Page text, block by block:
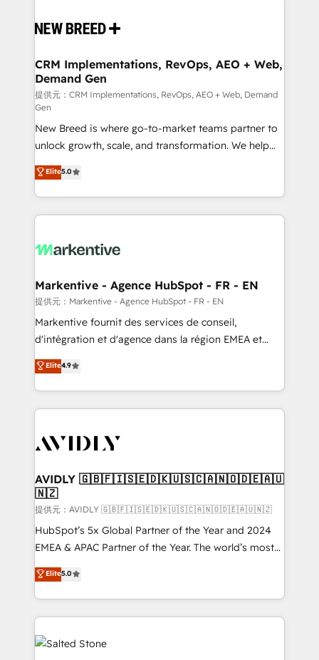
革を、構想から実装・定着までPMOとして主導。「設
の統合・浸透・変革管理を実行します。 ▸ CMS戦略設
計・構築：リード獲得・CVR・SEOを前提にした情報設
計・導線設計・テンプレート設計をContent Hubで一体
提供。 ▸ 既存CRM・MAからの移行支援：Salesforce・
Marketo・Pardot等からの移行、カスタム設計、履歴
データ移行と活用設計まで。 ▸ AEO対応：ChatGPT・
ンツとサイト構造を最適化。 🏆 なぜ100incを選ぶの
か？ ✓ HubSpot Eliteパートナー認定 ✓ HubSpotアワ
ード受賞・HUGリーダー ✓ ISO27001:2022 /
HubSpot大百科 出版 CRM・AI活用に関するご相談、現
せください。
and system integrations powered by Globalia’s
trainers to drive platform adoption. 📈 Revenue
Generation - Full-funnel marketing and high-
performance advertising via Point Success Media. -
Expert deployment of Breeze AI and custom agents
to automate growth. 🏆 Elite Excellence - 8 platform
accreditations and deep HIPAA-compliance
expertise. - A team of 250+ experts dedicated to
your resilient growth.
CRM Implementations, RevOps, AEO + Web,
Demand Gen
提供元：CRM Implementations, RevOps, AEO + Web, Demand
Gen
New Breed is where go-to-market teams partner to
unlock growth, scale, and transformation. We help
companies activate HubSpot’s AI-powered
customer platform and operationalize HubSpot’s
Loop Marketing framework through expert-led
services, smart agents, and purpose-built apps,
results, fast. ⚙️CRM & RevOps: Align all Hubs to your
🎯Demand Gen & ABM: Drive pipeline with inbound,
ABM, AEO, SEO, & paid media. 👩‍💻Web Design:
Build high-performing websites with UX, messaging,
& conversion strategy that drive results. 🤖AI
AI, & maximize AEO with tailored AI services. 🧩
Integrations: Extend HubSpot with custom
Elite5.0
Markentive - Agence HubSpot - FR - EN
提供元：Markentive - Agence HubSpot - FR - EN
Markentive fournit des services de conseil,
d'intégration et d'agence dans la région EMEA et
North America. Avec plus de 115 experts en
marketing automation, Growth, Revops, CRM et
webdesign. Markentive is both a consulting firm, a
digital agency and an integrator. With over 115
CRM and webdesign (We focus on EMEA - USA
Elite4.9
AVIDLY 🇬🇧🇫🇮🇸🇪🇩🇰🇺🇸🇨🇦🇳🇴🇩🇪🇦🇺
🇳🇿
提供元：AVIDLY 🇬🇧🇫🇮🇸🇪🇩🇰🇺🇸🇨🇦🇳🇴🇩🇪🇦🇺🇳🇿
HubSpot’s 5x Global Partner of the Year and 2024
EMEA & APAC Partner of the Year. The world’s most
experienced and fully accredited HubSpot Solutions
Partner. 🚀 With 2,750+ HubSpot projects delivered
and 370+ specialists across EMEA, APAC and NAM,
we de-risk complex CRM programmes and
accelerate ROI across every HubSpot Hub. 🧭 From
multi-region migrations to AI-powered automation,
Elite5.0